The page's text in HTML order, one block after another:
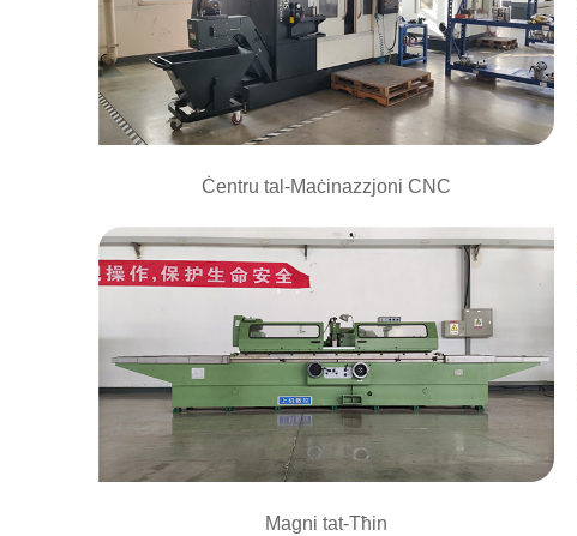
Ċentru tal-Maċinazzjoni CNC
Magni tat-Tħin